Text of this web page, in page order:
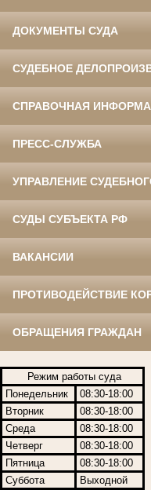
ДОКУМЕНТЫ СУДА
СУДЕБНОЕ
СПРАВОЧНАЯ
ПРЕСС-СЛУЖБА
УПРАВЛЕНИЕ
СУДЫ СУБЪЕКТА РФ
ВАКАНСИИ
ПРОТИВОДЕЙСТВИЕ
ОБРАЩЕНИЯ ГРАЖДАН
Режим работы суда
Понедельник
08:30-18:00
Вторник
08:30-18:00
Среда
08:30-18:00
Четверг
08:30-18:00
Пятница
08:30-18:00
Суббота
Выходной